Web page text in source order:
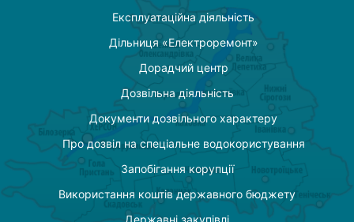
Експлуатаційна діяльність
Дільниця «Електроремонт»
Дорадчий центр
Дозвільна діяльність
Документи дозвільного характеру
Про дозвіл на спеціальне водокористування
Запобігання корупції
Використання коштів державного бюджету